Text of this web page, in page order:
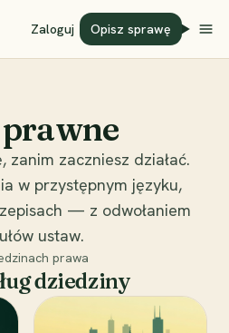
Zaloguj Opisz sprawę
zanim zaczniesz działać.
w przystępnym języku,
— z odwołaniem
ustaw.
prawa
dziedziny